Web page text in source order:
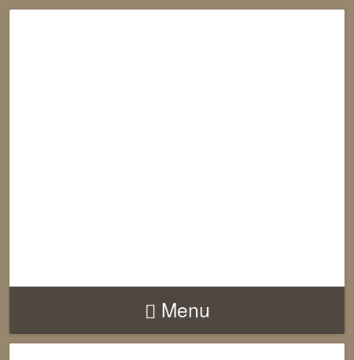
Menu